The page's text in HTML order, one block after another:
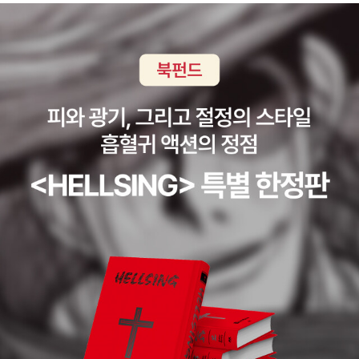
대를 둘러싼 세상이에요. (20, 딴 건 모르겠고 마지막 문장은 잘 알겠
습니다…세카이가 헨다!!!!)-상동기관은 기능이 달라도 동일한 생물학
적 기원을 공유하는 형질이다. 남녀 외부 생식기의 각 부위는 상동기
관이다. (40)-상동성은 남매의 가슴에 유두가 있는 이유이기도 하다.
여성의 유두는 인간을 포함한 거의 모든 포유동물의 생존에 필수다.
(오리너구리 제외) 그래서 진화는 태아가 발달하는 초기에 서둘러 젖
꼭지부터 만들었다. 하지만 이후 태아가 수컷으로 발달하더라도 적극
적으로 억제하기보다 그냥 두는 편이 에너지가 훨씬 덜 소모된다. 다
시 말해, 진화가 게으른 바람에 수컷과 암컷 모두 유두가 있다는 말씀
이다. (42, 남자는 왜 젖꼭지가 있을까 라는 검색어로 내 블로그 유입
이 잦았던 적이 있는데… 궁금한 인간들은 이 부분을 참고하시오…)-
문화는 단단해진 남성과 젖은 여성을 강조하지만, 실은 남성도 젖고,
여성도 단단해진다. (56)-“언제 마음이 동하나요?”라는 질문에 여성
은 이렇게 답한다.*매력적인 파트너가 자신을 존중하고, 있는 그대로
받아 줄 때*상대와의 관계에서 신뢰와 애정을 느낄 때*감정적으로나
신체적으로 자신감 있고 건강할 때*상대가 나를 원하며 내가 특별한
보물 아닐까, 걱정 반으로 사 읽기 시작했는데 그냥저냥 처음 읽는 장
르(?)라 읽을 만하다. ‘나보코프 단편전집’ 이건 읽고 있다기 보다 전
자책이라 어디 가서 짧게 집중력 있게 읽긴 어려울 때 단편이니까 봐
야지, 하고선 아...생각이 짧았다 그렇게 읽는 거 아냐....하면서 그냥
그런 막간 시간은 듀오링고로 때우자, 하고 아랍어를 다시 시작했다.
2017년부터 했다는데, 그 계정은 친구 추가 해놨는데 막상 로그인은
번호 바꿔 그런가 안 되서 새로 파서 무료 슈퍼 삼일 이제 곧 끝나는
데...광고 안 보니 세상 행복하지만 지갑은 짠돌이라 구독은 참는 중...
커피원두-콜롬비아-백년의 고독-읽는 책들 뭐 이렇게 씨잘데 없는
소리로 카페인을 낭비 중이었구만....커피 얘기하라고... 달달하고 산
미는 거의 없고 떫거나 쓴 맛도 없고 깔끔, 근데 이거 아는 맛인데? 무
슨 맛인지 꼬집어 말 못 하겠고 라즈베리 건자두는 내 입에는 다 아닌
데...럼은 안 마셔 봐서 모르는데...알라딘 커피 할인쿠폰 먹여도 역시
비싸... 콜롬비아를 이돈씨... 옛날 처럼 부룬디 코스타리카 뭐 이런 특
이한 커피들 소개해주면 좋겠다...예멘이라든가... 말라위라든가... 아